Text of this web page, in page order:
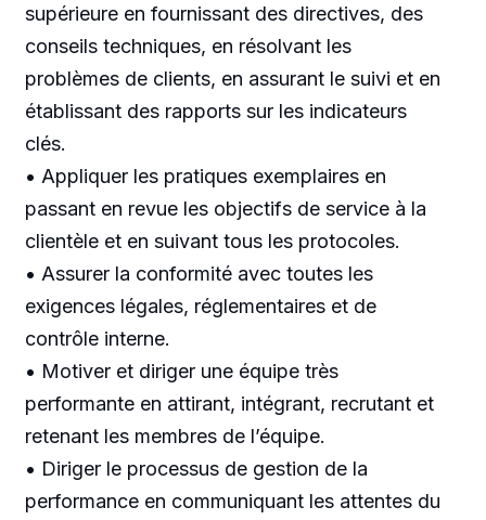
supérieure en fournissant des directives, des
conseils techniques, en résolvant les
problèmes de clients, en assurant le suivi et en
établissant des rapports sur les indicateurs
clés.
• Appliquer les pratiques exemplaires en
passant en revue les objectifs de service à la
clientèle et en suivant tous les protocoles.
• Assurer la conformité avec toutes les
exigences légales, réglementaires et de
contrôle interne.
• Motiver et diriger une équipe très
performante en attirant, intégrant, recrutant et
retenant les membres de l’équipe.
• Diriger le processus de gestion de la
performance en communiquant les attentes du